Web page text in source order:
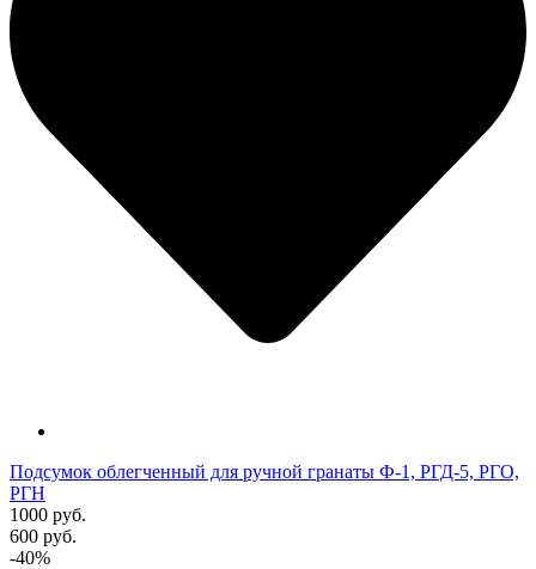
Подсумок облегченный для ручной гранаты Ф-1, РГД-5, РГО,
РГН
1000 руб.
600 руб.
-40%